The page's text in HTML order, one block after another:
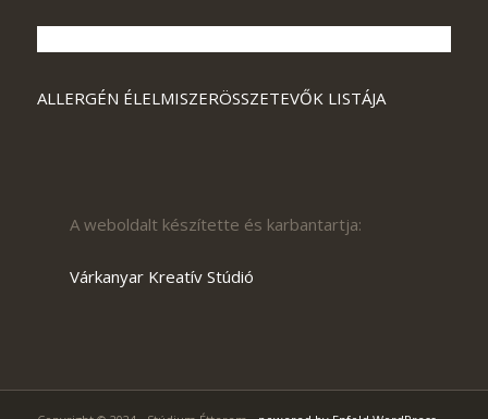
ALLERGÉN ÉLELMISZERÖSSZETEVŐK LISTÁJA
A weboldalt készítette és karbantartja:
Várkanyar Kreatív Stúdió